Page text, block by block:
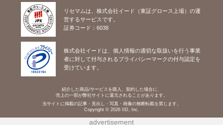
リセマムは、株式会社イード（東証グロース上場）の運
営するサービスです。
証券コード：6038
株式会社イードは、個人情報の適切な取扱いを行う事業
者に対して付与されるプライバシーマークの付与認定を
受けています。
紹介した商品/サービスを購入、契約した場合に、
売上の一部が弊社サイトに還元されることがあります。
当サイトに掲載の記事・見出し・写真・画像の無断転載を禁じます。
Copyright © 2026 IID, Inc.
advertisement